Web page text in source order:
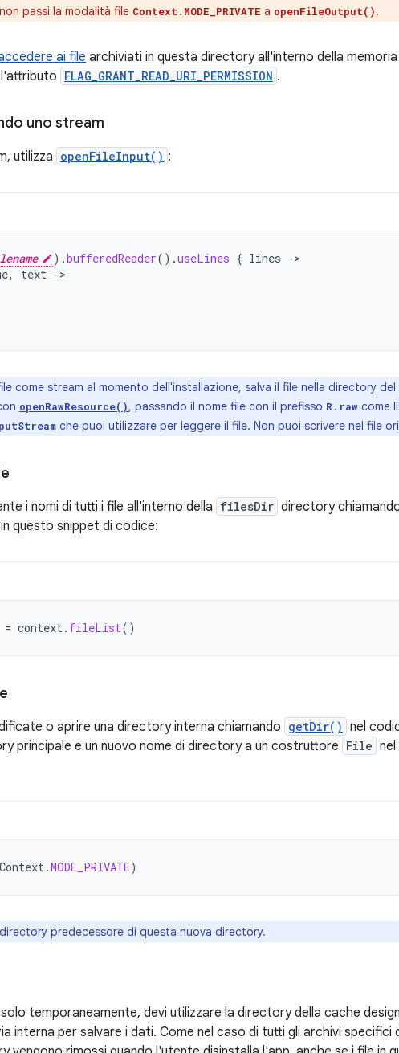
passi la modalità file Context.MODE_PRIVATE a openFileOutput().
ai file archiviati in questa directory all'interno della
FLAG_GRANT_READ_URI_PERMISSION .
uno stream
utilizza openFileInput() :
).bufferedReader().useLines { lines ->
, text ->
come stream al momento dell'installazione, salva il file nella directory
openRawResource(), passando il nome file con il prefisso R.raw come
che puoi utilizzare per leggere il file. Non puoi scrivere nel file
i nomi di tutti i file all'interno della filesDir directory
questo snippet di codice:
= context. fileList()
o aprire una directory interna chiamando getDir() nel
principale e un nuovo nome di directory a un costruttore File
Context.MODE_PRIVATE)
predecessore di questa nuova directory.
temporaneamente, devi utilizzare la directory della cache
interna per salvare i dati. Come nel caso di tutti gli archivi specifici